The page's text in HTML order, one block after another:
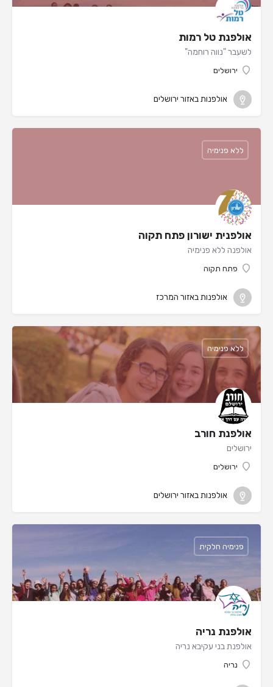
אולפנת טל רמות
לשעבר "נווה רוחמה"
ירושלים
אולפנות באזור ירושלים
אולפנית ישורון פתח תקוה
אולפנה ללא פנימיה
פתח תקוה
ללא פנימיה
אולפנות באזור המרכז
אולפנת חורב
ירושלים
ירושלים
ללא פנימיה
אולפנות באזור ירושלים
אולפנת נריה
אולפנת בני עקיבא נריה
נריה
פנימיה חלקית